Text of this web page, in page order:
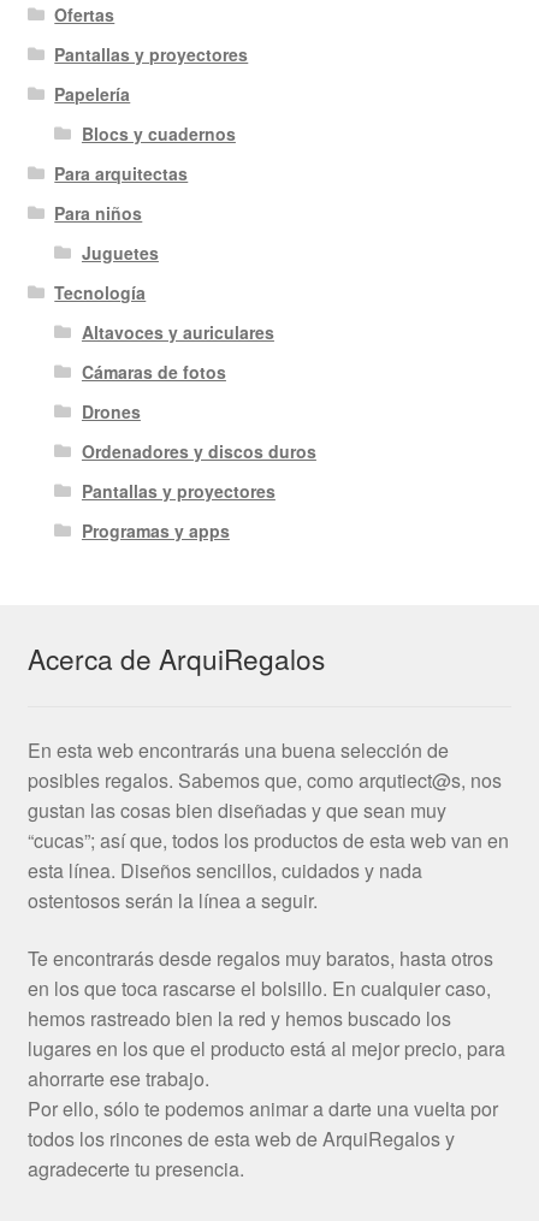
Ofertas
Pantallas y proyectores
Papelería
Blocs y cuadernos
Para arquitectas
Para niños
Juguetes
Tecnología
Altavoces y auriculares
Cámaras de fotos
Drones
Ordenadores y discos duros
Pantallas y proyectores
Programas y apps
Acerca de ArquiRegalos
En esta web encontrarás una buena selección de
posibles regalos. Sabemos que, como arqutiect@s, nos
gustan las cosas bien diseñadas y que sean muy
“cucas”; así que, todos los productos de esta web van en
esta línea. Diseños sencillos, cuidados y nada
ostentosos serán la línea a seguir.
Te encontrarás desde regalos muy baratos, hasta otros
en los que toca rascarse el bolsillo. En cualquier caso,
hemos rastreado bien la red y hemos buscado los
lugares en los que el producto está al mejor precio, para
ahorrarte ese trabajo.
Por ello, sólo te podemos animar a darte una vuelta por
todos los rincones de esta web de ArquiRegalos y
agradecerte tu presencia.